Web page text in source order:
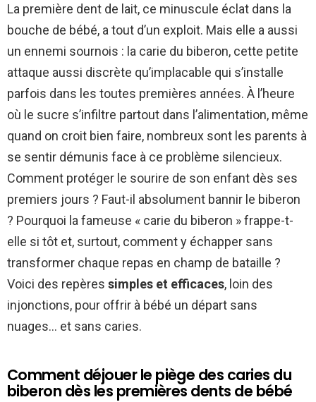
La première dent de lait, ce minuscule éclat dans la
bouche de bébé, a tout d’un exploit. Mais elle a aussi
un ennemi sournois : la carie du biberon, cette petite
attaque aussi discrète qu’implacable qui s’installe
parfois dans les toutes premières années. À l’heure
où le sucre s’infiltre partout dans l’alimentation, même
quand on croit bien faire, nombreux sont les parents à
se sentir démunis face à ce problème silencieux.
Comment protéger le sourire de son enfant dès ses
premiers jours ? Faut-il absolument bannir le biberon
? Pourquoi la fameuse « carie du biberon » frappe-t-
elle si tôt et, surtout, comment y échapper sans
transformer chaque repas en champ de bataille ?
Voici des repères simples et efficaces, loin des
injonctions, pour offrir à bébé un départ sans
nuages… et sans caries.
Comment déjouer le piège des caries du
biberon dès les premières dents de bébé